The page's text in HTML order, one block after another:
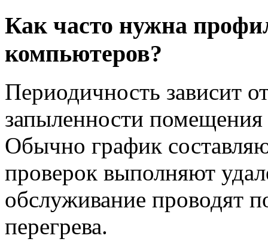
Как часто нужна
компьютеров?
Периодичность зависит
запыленности
Обычно график
проверок выполняют
обслуживание проводят
перегрева.